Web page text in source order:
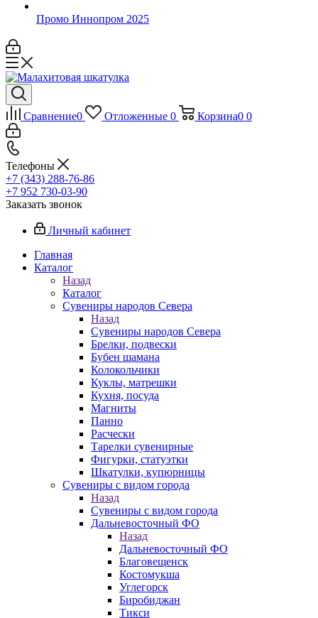
Промо Иннопром 2025
Сравнение0 Отложенные 0 Корзина0 0
Телефоны
+7 (343) 288-76-86
+7 952 730-03-90
Заказать звонок
Личный кабинет
Главная
Каталог
Назад
Каталог
Сувениры народов Севера
Назад
Сувениры народов Севера
Брелки, подвески
Бубен шамана
Колокольчики
Куклы, матрешки
Кухня, посуда
Магниты
Панно
Расчески
Тарелки сувенирные
Фигурки, статуэтки
Шкатулки, купюрницы
Сувениры с видом города
Назад
Сувениры с видом города
Дальневосточный ФО
Назад
Дальневосточный ФО
Благовещенск
Костомукша
Углегорск
Биробиджан
Тикси